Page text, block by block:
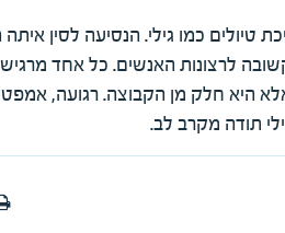
כמו גילי. הנסיעה לסין איתה
לרצונות האנשים. כל אחד
היא חלק מן הקבוצה. רגועה,
תודה מקרב לב.